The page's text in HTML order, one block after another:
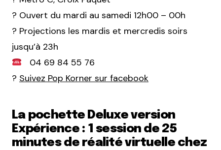
? Ouvert du mardi au samedi 12h00 – 00h
? Projections les mardis et mercredis soirs
jusqu’à 23h
04 69 84 55 76
? Suivez Pop Korner sur facebook
La pochette Deluxe version
Expérience : 1 session de 25
minutes de réalité virtuelle chez